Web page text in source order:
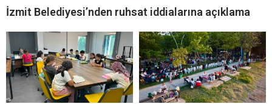
İzmit Belediyesi’nden ruhsat iddialarına açıklama